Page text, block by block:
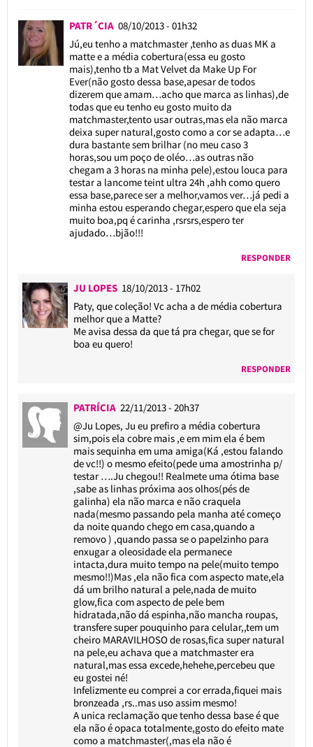
PATR´CIA 08/10/2013 - 01h32
Jú,eu tenho a matchmaster ,tenho as duas MK a
matte e a média cobertura(essa eu gosto
mais),tenho tb a Mat Velvet da Make Up For
Ever(não gosto dessa base,apesar de todos
dizerem que amam…acho que marca as linhas),de
todas que eu tenho eu gosto muito da
matchmaster,tento usar outras,mas ela não marca
deixa super natural,gosto como a cor se adapta…e
dura bastante sem brilhar (no meu caso 3
horas,sou um poço de oléo…as outras não
chegam a 3 horas na minha pele),estou louca para
testar a lancome teint ultra 24h ,ahh como quero
essa base,parece ser a melhor,vamos ver…já pedi a
minha estou esperando chegar,espero que ela seja
muito boa,pq é carinha ,rsrsrs,espero ter
ajudado…bjão!!!
RESPONDER
JU LOPES 18/10/2013 - 17h02
Paty, que coleção! Vc acha a de média cobertura
melhor que a Matte?
Me avisa dessa da que tá pra chegar, que se for
boa eu quero!
RESPONDER
PATRÍCIA22/11/2013 - 20h37
@Ju Lopes, Ju eu prefiro a média cobertura
sim,pois ela cobre mais ,e em mim ela é bem
mais sequinha em uma amiga(Ká ,estou falando
de vc!!) o mesmo efeito(pede uma amostrinha p/
testar ….Ju chegou!! Realmete uma ótima base
,sabe as linhas próxima aos olhos(pés de
galinha) ela não marca e não craquela
nada(mesmo passando pela manha até começo
da noite quando chego em casa,quando a
removo ) ,quando passa se o papelzinho para
enxugar a oleosidade ela permanece
intacta,dura muito tempo na pele(muito tempo
mesmo!!)Mas ,ela não fica com aspecto mate,ela
dá um brilho natural a pele,nada de muito
glow,fica com aspecto de pele bem
hidratada,não dá espinha,não mancha roupas,
transfere super pouquinho para celular,,tem um
cheiro MARAVILHOSO de rosas,fica super natural
na pele,eu achava que a matchmaster era
natural,mas essa excede,hehehe,percebeu que
eu gostei né!
Infelizmente eu comprei a cor errada,fiquei mais
bronzeada ,rs..mas uso assim mesmo!
A unica reclamação que tenho dessa base é que
ela não é opaca totalmente,gosto do efeito mate
como a matchmaster(,mas ela não é